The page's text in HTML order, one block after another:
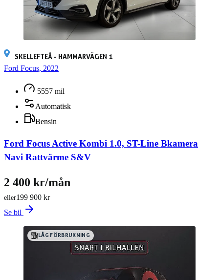
SKELLEFTEÅ - HAMMARVÄGEN 1
Ford Focus, 2022
5557 mil
Automatisk
Bensin
Ford Focus Active Kombi 1.0, ST-Line Bkamera
Navi Rattvärme S&V
199 900 kr
eller
2 400 kr/mån
Se bil
LÅG FÖRBRUKNING